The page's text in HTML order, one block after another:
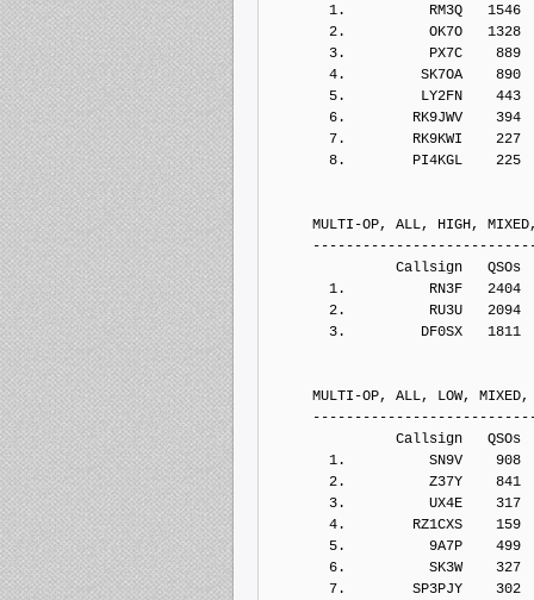
1.          RM3Q   1546
2.          OK7O   1328
3.          PX7C    889
4.         SK7OA    890
5.         LY2FN    443
6.        RK9JWV    394
7.        RK9KWI    227
8.        PI4KGL    225
MULTI-OP, ALL, HIGH, MIXED,
Callsign   QSOs  Points
1.          RN3F   2404
2.          RU3U   2094
3.         DF0SX   1811
MULTI-OP, ALL, LOW, MIXED,
Callsign   QSOs  Points
1.          SN9V    908
2.          Z37Y    841
3.          UX4E    317
4.        RZ1CXS    159
5.          9A7P    499
6.          SK3W    327
7.        SP3PJY    302